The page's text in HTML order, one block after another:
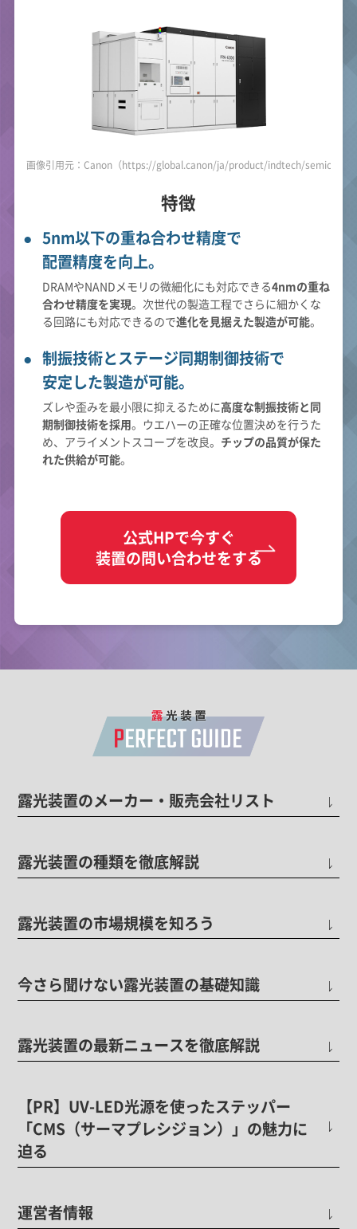
画像引用元：Canon（https://global.canon/ja/product/indtech/semicon/
特徴
5nm以下の重ね合わせ精度で
配置精度を向上。
DRAMやNANDメモリの微細化にも対応できる4nmの重ね
合わせ精度を実現。次世代の製造工程でさらに細かくな
る回路にも対応できるので進化を見据えた製造が可能。
制振技術とステージ同期制御技術で
安定した製造が可能。
ズレや歪みを最小限に抑えるために高度な制振技術と同
期制御技術を採用。ウエハーの正確な位置決めを行うた
め、アライメントスコープを改良。 チップの品質が保た
れた供給が可能。
公式HPで今すぐ
装置の問い合わせをする
露光装置のメーカー・販売会社リスト
露光装置の種類を徹底解説
露光装置の市場規模を知ろう
今さら聞けない露光装置の基礎知識
露光装置の最新ニュースを徹底解説
【PR】UV-LED光源を使ったステッパー
「CMS（サーマプレシジョン）」の魅力に
迫る
運営者情報